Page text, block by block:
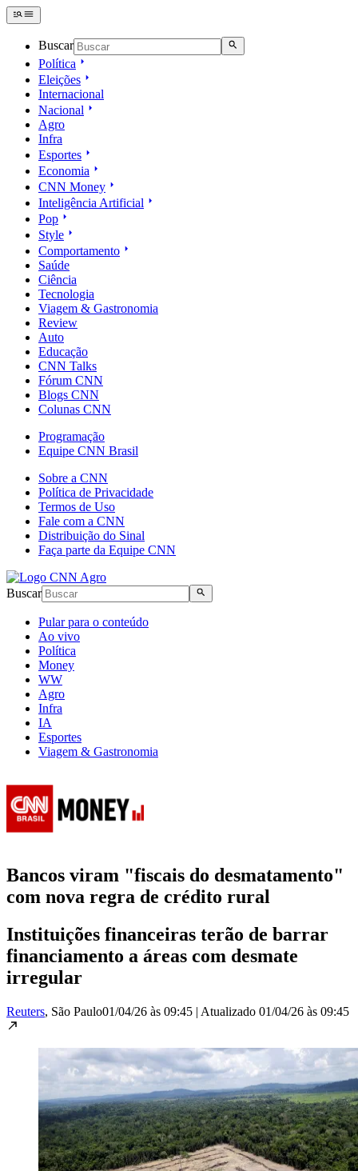
Buscar
Política
Eleições
Internacional
Nacional
Agro
Infra
Esportes
Economia
CNN Money
Inteligência Artificial
Pop
Style
Comportamento
Saúde
Ciência
Tecnologia
Viagem & Gastronomia
Review
Auto
Educação
CNN Talks
Fórum CNN
Blogs CNN
Colunas CNN
Programação
Equipe CNN Brasil
Sobre a CNN
Política de Privacidade
Termos de Uso
Fale com a CNN
Distribuição do Sinal
Faça parte da Equipe CNN
Buscar
Pular para o conteúdo
Ao vivo
Política
Money
WW
Agro
Infra
IA
Esportes
Viagem & Gastronomia
Bancos viram "fiscais do desmatamento"
com nova regra de crédito rural
Instituições financeiras terão de barrar
financiamento a áreas com desmate
irregular
Reuters, São Paulo01/04/26 às 09:45 | Atualizado 01/04/26 às 09:45